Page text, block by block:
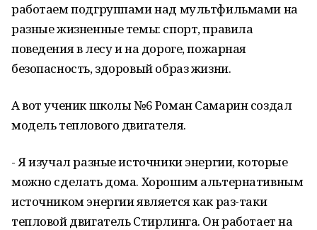
работаем подгруппами над мультфильмами на
разные жизненные темы: спорт, правила
поведения в лесу и на дороге, пожарная
безопасность, здоровый образ жизни.
А вот ученик школы №6 Роман Самарин создал
модель теплового двигателя.
- Я изучал разные источники энергии, которые
можно сделать дома. Хорошим альтернативным
источником энергии является как раз-таки
тепловой двигатель Стирлинга. Он работает на